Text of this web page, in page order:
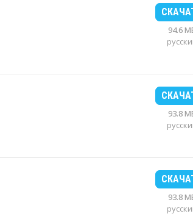
94.6
93.8
93.8